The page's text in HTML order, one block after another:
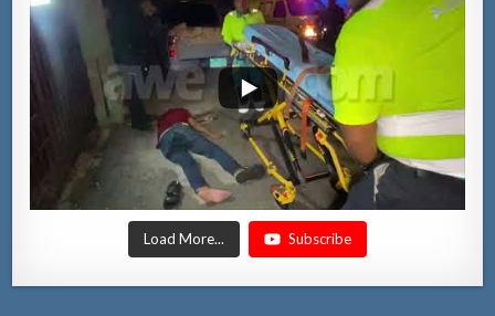
Load More... Subscribe